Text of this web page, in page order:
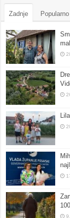
Zadnje Popularno